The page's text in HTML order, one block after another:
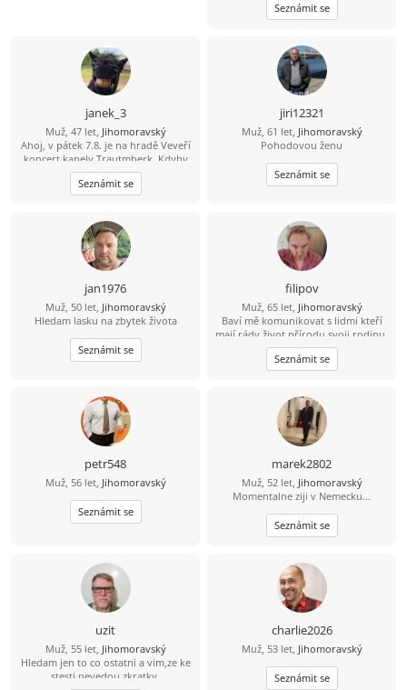
Seznámit se
janek_3
Muž, 47 let, Jihomoravský
Ahoj, v pátek 7.8. je na hradě Veveří
koncert kapely Trautmberk. Kdyby
se Ti chtělo, tak mám na Wats Appu
čerstvou fotku :-) 773 908 225 Jan
Seznámit se
jiri12321
Muž, 61 let, Jihomoravský
Pohodovou ženu
Seznámit se
jan1976
Muž, 50 let, Jihomoravský
Hledam lasku na zbytek života
Seznámit se
filipov
Muž, 65 let, Jihomoravský
Baví mě komunikovat s lidmi kteří
mají rády život přírodu svoji rodinu.
Mám rád činnost která potěší
pomůže....
Seznámit se
petr548
Muž, 56 let, Jihomoravský
Seznámit se
marek2802
Muž, 52 let, Jihomoravský
Momentalne ziji v Nemecku...
Seznámit se
uzit
Muž, 55 let, Jihomoravský
Hledam jen to co ostatni a vim,ze ke
stesti nevedou zkratky.
charlie2026
Muž, 53 let, Jihomoravský
Seznámit se